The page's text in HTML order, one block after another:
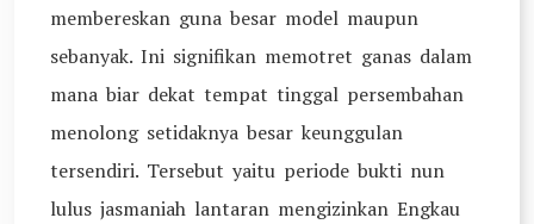
membereskan guna besar model maupun
sebanyak. Ini signifikan memotret ganas dalam
mana biar dekat tempat tinggal persembahan
menolong setidaknya besar keunggulan
tersendiri. Tersebut yaitu periode bukti nun
lulus jasmaniah lantaran mengizinkan Engkau